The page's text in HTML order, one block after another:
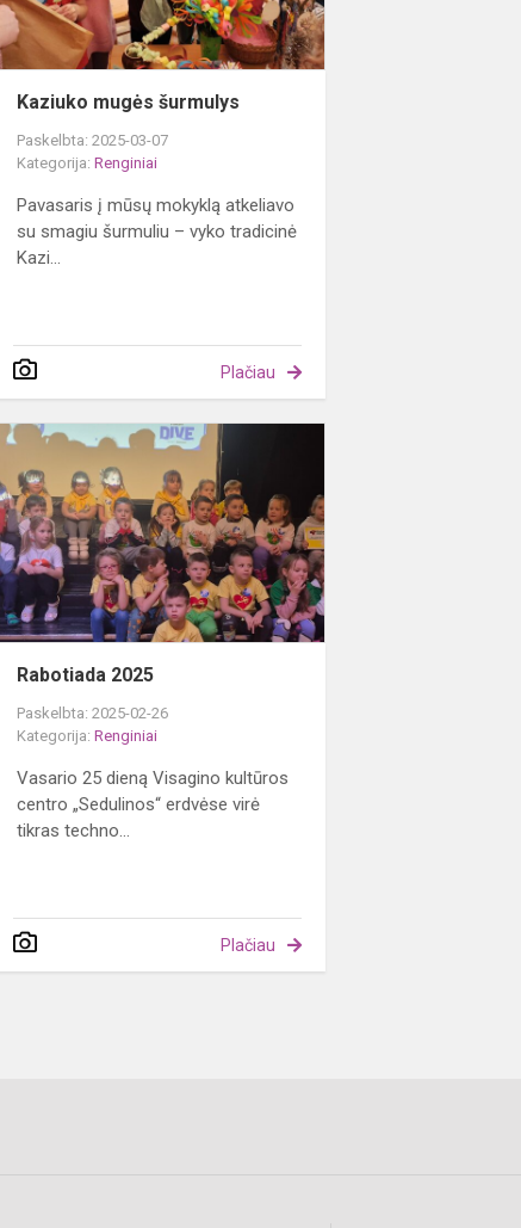
Kaziuko mugės šurmulys
Paskelbta: 2025-03-07
Kategorija:Renginiai
Pavasaris į mūsų mokyklą atkeliavo
su smagiu šurmuliu – vyko tradicinė
Kazi...
Plačiau
Rabotiada 2025
Paskelbta: 2025-02-26
Kategorija:Renginiai
Vasario 25 dieną Visagino kultūros
centro „Sedulinos“ erdvėse virė
tikras techno...
Plačiau